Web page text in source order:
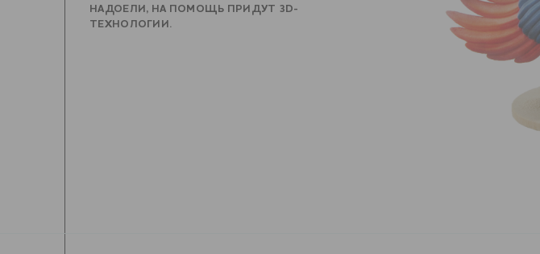
НАДОЕЛИ, НА ПОМОЩЬ ПРИДУТ 3D-
ТЕХНОЛОГИИ.